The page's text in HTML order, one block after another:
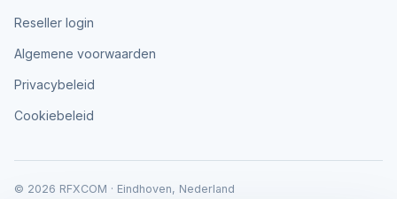
Reseller login
Algemene voorwaarden
Privacybeleid
Cookiebeleid
© 2026 RFXCOM · Eindhoven, Nederland